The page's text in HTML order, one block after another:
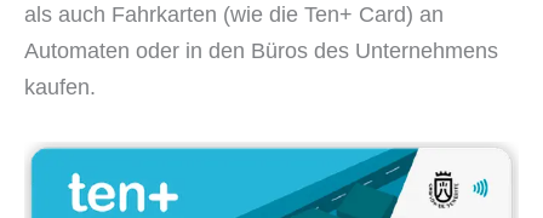
als auch Fahrkarten (wie die Ten+ Card) an
Automaten oder in den Büros des Unternehmens
kaufen.